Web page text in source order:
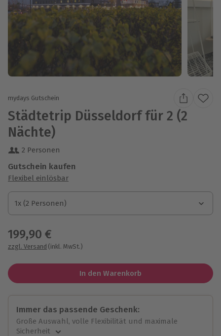
mydays Gutschein
Städtetrip Düsseldorf für 2 (2
Nächte)
2 Personen
Gutschein kaufen
Flexibel einlösbar
1x (2 Personen)
1x (2 Personen)
1x (2 Personen)
199,90 €
zzgl. Versand (inkl. MwSt.)
In den Warenkorb
Immer das passende Geschenk:
Große Auswahl, volle Flexibilität und maximale
Sicherheit